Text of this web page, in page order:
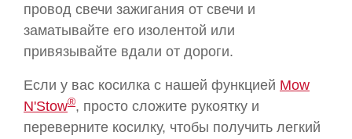
провод свечи зажигания от свечи и
заматывайте его изолентой или
привязывайте вдали от дороги.
Если у вас косилка с нашей функцией Mow
N'Stow®, просто сложите рукоятку и
переверните косилку, чтобы получить легкий